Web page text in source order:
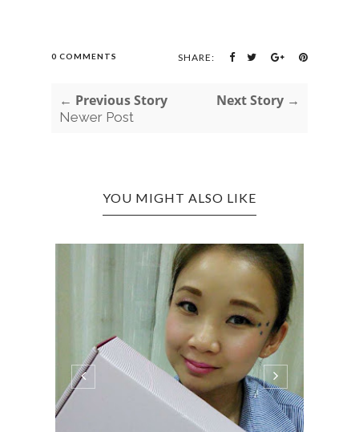
0 COMMENTS SHARE:
← Previous Story
Newer Post
Next Story →
YOU MIGHT ALSO LIKE